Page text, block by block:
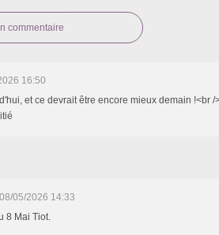
commentaire
16:50
et ce devrait être encore mieux demain !<br /
08/05/2026 14:33
8 Mai Tiot.